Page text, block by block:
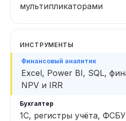
мультипликаторами
ИНСТРУМЕНТЫ
Excel, Power BI, SQL,
NPV и IRR
1С, регистры учёта, ФСБУ